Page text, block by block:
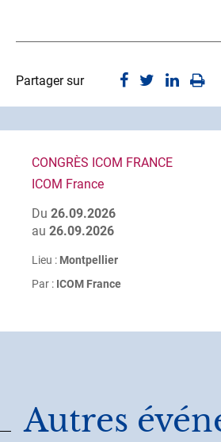
Partager sur
CONGRÈS ICOM FRANCE
ICOM France
Du 26.09.2026
au 26.09.2026
Lieu : Montpellier
Par : ICOM France
Autres